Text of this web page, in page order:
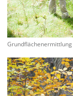
Grundflächenermittlung